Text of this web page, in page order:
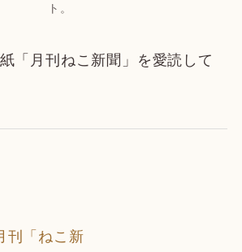
ト。
「月刊ねこ新聞」を愛読して
刊「ねこ新